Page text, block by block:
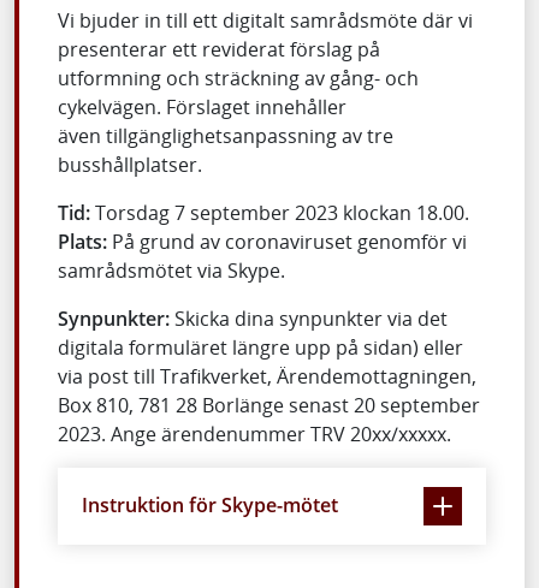
Vi bjuder in till ett digitalt samrådsmöte där vi
presenterar ett reviderat förslag på
utformning och sträckning av gång- och
cykelvägen. Förslaget innehåller
även tillgänglighetsanpassning av tre
busshållplatser.
Tid:Torsdag 7 september 2023 klockan 18.00.
Plats: På grund av coronaviruset genomför vi
samrådsmötet via Skype.
Synpunkter:Skicka dina synpunkter via det
digitala formuläret längre upp på sidan) eller
via post till Trafikverket, Ärendemottagningen,
Box 810, 781 28 Borlänge senast 20 september
2023. Ange ärendenummer TRV 20xx/xxxxx.
Instruktion för Skype-mötet